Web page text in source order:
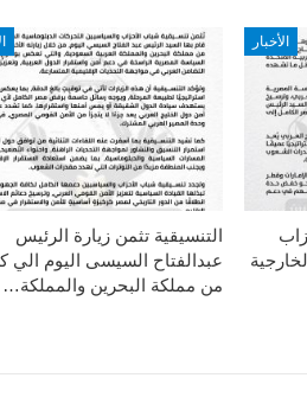
التنسيقية تثمن زيارة الرئيس
عبدالفتاح السيسى اليوم الي
من مملكة البحرين والمملكة…
الأخبار